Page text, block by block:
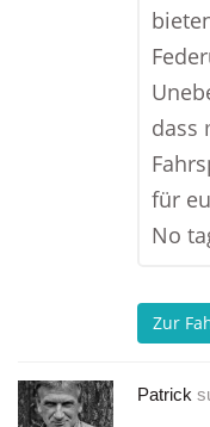
dass
für
No
Zur
Patrick